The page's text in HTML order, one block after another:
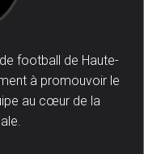
football de Haute-
à promouvoir le
au cœur de la